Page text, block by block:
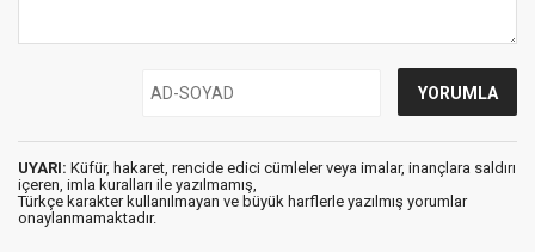
UYARI: Küfür, hakaret, rencide edici cümleler veya imalar, inançlara saldırı
içeren, imla kuralları ile yazılmamış,
Türkçe karakter kullanılmayan ve büyük harflerle yazılmış yorumlar
onaylanmamaktadır.